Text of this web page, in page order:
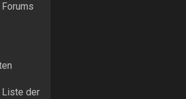
Liste der